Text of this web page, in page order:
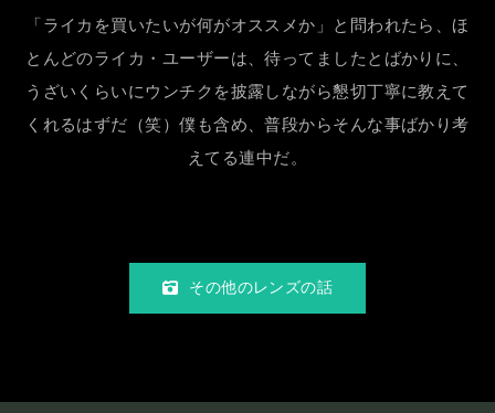
「ライカを買いたいが何がオススメか」と問われたら、ほ
とんどのライカ・ユーザーは、待ってましたとばかりに、
うざいくらいにウンチクを披露しながら懇切丁寧に教えて
くれるはずだ（笑）僕も含め、普段からそんな事ばかり考
えてる連中だ。
その他のレンズの話